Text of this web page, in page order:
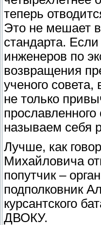
теперь
Это не мешает
стандарта.
инженеров по
возвращения
ученого
не только
называем себя
Лучше, как
Михайловича
попутчик –
подполковник
курсантского
ДВОКУ.